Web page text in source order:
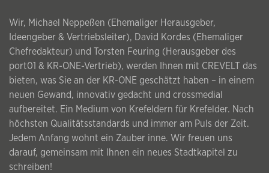
Wir, Michael Neppeßen (Ehemaliger Herausgeber,
Ideengeber & Vertriebsleiter), David Kordes (Ehemaliger
Chefredakteur) und Torsten Feuring (Herausgeber des
port01 & KR-ONE-Vertrieb), werden Ihnen mit CREVELT das
bieten, was Sie an der KR-ONE geschätzt haben – in einem
neuen Gewand, innovativ gedacht und crossmedial
aufbereitet. Ein Medium von Krefeldern für Krefelder. Nach
höchsten Qualitätsstandards und immer am Puls der Zeit.
Jedem Anfang wohnt ein Zauber inne. Wir freuen uns
darauf, gemeinsam mit Ihnen ein neues Stadtkapitel zu
schreiben!